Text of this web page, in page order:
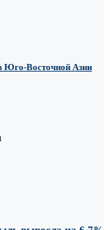
Юго-Восточной Азии